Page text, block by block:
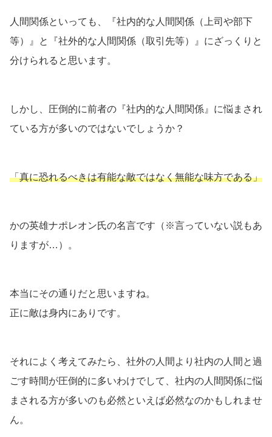
人間関係といっても、『社内的な人間関係（上司や部下
等）』と『社外的な人間関係（取引先等）』にざっくりと
分けられると思います。
しかし、圧倒的に前者の『社内的な人間関係』に悩まされ
ている方が多いのではないでしょうか？
「真に恐れるべきは有能な敵ではなく無能な味方である」
かの英雄ナポレオン氏の名言です（※言っていない説もあ
りますが…）。
本当にその通りだと思いますね。
正に敵は身内にありです。
それによく考えてみたら、社外の人間より社内の人間と過
ごす時間が圧倒的に多いわけでして、社内の人間関係に悩
まされる方が多いのも必然といえば必然なのかもしれませ
ん。